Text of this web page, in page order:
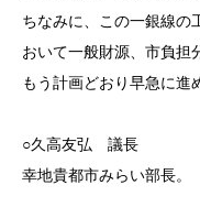
ちなみに、この一銀線の
おいて一般財源、市負担
もう計画どおり早急に進
○久高友弘 議長
幸地貴都市みらい部長。